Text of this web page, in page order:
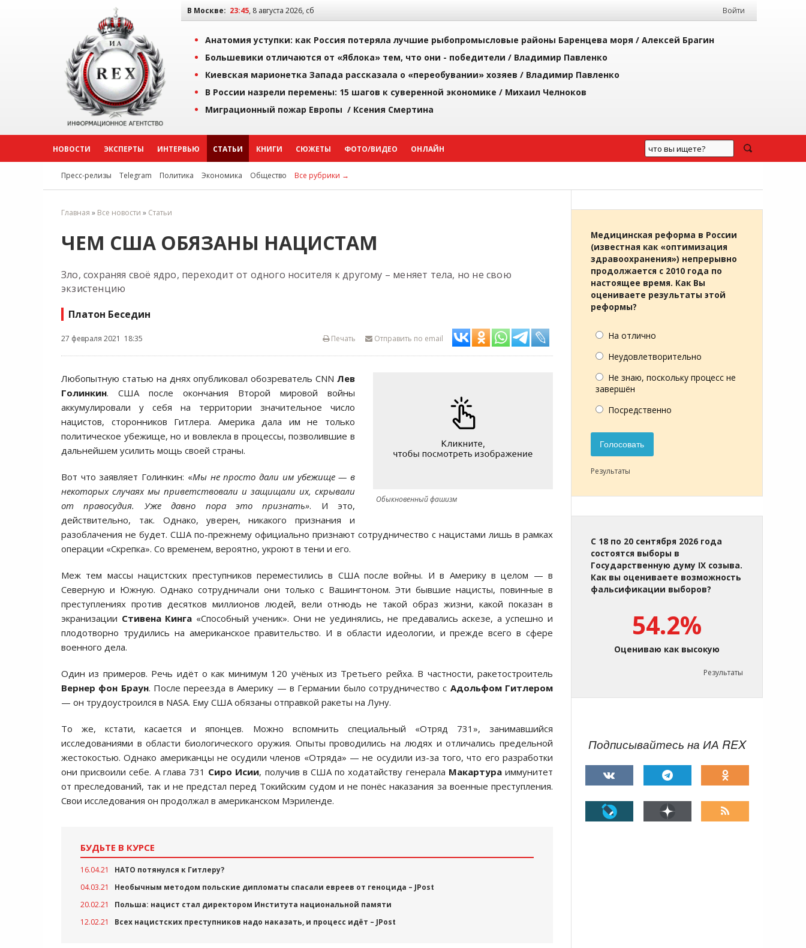
В Москве: 23:46, 8 августа 2026, сб Войти
Анатомия уступки: как Россия потеряла лучшие рыбопромысловые районы Баренцева моря / Алексей Брагин
Большевики отличаются от «Яблока» тем, что они - победители / Владимир Павленко
Киевская марионетка Запада рассказала о «переобувании» хозяев / Владимир Павленко
В России назрели перемены: 15 шагов к суверенной экономике / Михаил Челноков
Миграционный пожар Европы / Ксения Смертина
НОВОСТИ ЭКСПЕРТЫ ИНТЕРВЬЮ СТАТЬИ КНИГИ СЮЖЕТЫ ФОТО/ВИДЕО ОНЛАЙН
Пресс-релизы Telegram Политика Экономика Общество Все рубрики →
Главная » Все новости » Статьи
ЧЕМ США ОБЯЗАНЫ НАЦИСТАМ
Зло, сохраняя своё ядро, переходит от одного носителя к другому – меняет тела, но не свою
экзистенцию
Платон Беседин
27 февраля 2021 18:35 Отправить по email
Печать
Обыкновенный фашизм
Любопытную статью на днях опубликовал обозреватель CNN Лев
Голинкин. США после окончания Второй мировой войны
аккумулировали у себя на территории значительное число
нацистов, сторонников Гитлера. Америка дала им не только
политическое убежище, но и вовлекла в процессы, позволившие в
дальнейшем усилить мощь своей страны.
Вот что заявляет Голинкин: «Мы не просто дали им убежище — в
некоторых случаях мы приветствовали и защищали их, скрывали
от правосудия. Уже давно пора это признать». И это,
действительно, так. Однако, уверен, никакого признания и
разоблачения не будет. США по-прежнему официально признают сотрудничество с нацистами лишь в рамках
операции «Скрепка». Со временем, вероятно, укроют в тени и его.
Меж тем массы нацистских преступников переместились в США после войны. И в Америку в целом — в
Северную и Южную. Однако сотрудничали они только с Вашингтоном. Эти бывшие нацисты, повинные в
преступлениях против десятков миллионов людей, вели отнюдь не такой образ жизни, какой показан в
экранизации Стивена Кинга «Способный ученик». Они не уединялись, не предавались аскезе, а успешно и
плодотворно трудились на американское правительство. И в области идеологии, и прежде всего в сфере
военного дела.
Один из примеров. Речь идёт о как минимум 120 учёных из Третьего рейха. В частности, ракетостроитель
Вернер фон Браун. После переезда в Америку — в Германии было сотрудничество с Адольфом Гитлером
— он трудоустроился в NASA. Ему США обязаны отправкой ракеты на Луну.
То же, кстати, касается и японцев. Можно вспомнить специальный «Отряд 731», занимавшийся
исследованиями в области биологического оружия. Опыты проводились на людях и отличались предельной
жестокостью. Однако американцы не осудили членов «Отряда» — не осудили из-за того, что его разработки
они присвоили себе. А глава 731 Сиро Исии, получив в США по ходатайству генерала Макартураиммунитет
от преследований, так и не предстал перед Токийским судом и не понёс наказания за военные преступления.
Свои исследования он продолжал в американском Мэриленде.
БУДЬТЕ В КУРСЕ
16.04.21
НАТО потянулся к Гитлеру?
04.03.21
Необычным методом польские дипломаты спасали евреев от геноцида – JPost
20.02.21
Польша: нацист стал директором Института национальной памяти
12.02.21
Всех нацистских преступников надо наказать, и процесс идёт – JPost
Медицинская реформа в России
(известная как «оптимизация
здравоохранения») непрерывно
продолжается с 2010 года по
настоящее время. Как Вы
оцениваете результаты этой
реформы?
На отлично
Неудовлетворительно
Не знаю, поскольку процесс не
завершён
Посредственно
Голосовать
Результаты
С 18 по 20 сентября 2026 года
состоятся выборы в
Государственную думу IX созыва.
Как вы оцениваете возможность
фальсификации выборов?
54.2%
Оцениваю как высокую
Результаты
Подписывайтесь на ИА REX